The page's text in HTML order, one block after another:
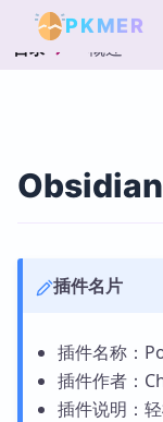
PKMER
目录 概述
插件名片
插件名称：
插件作者：
插件说明：轻